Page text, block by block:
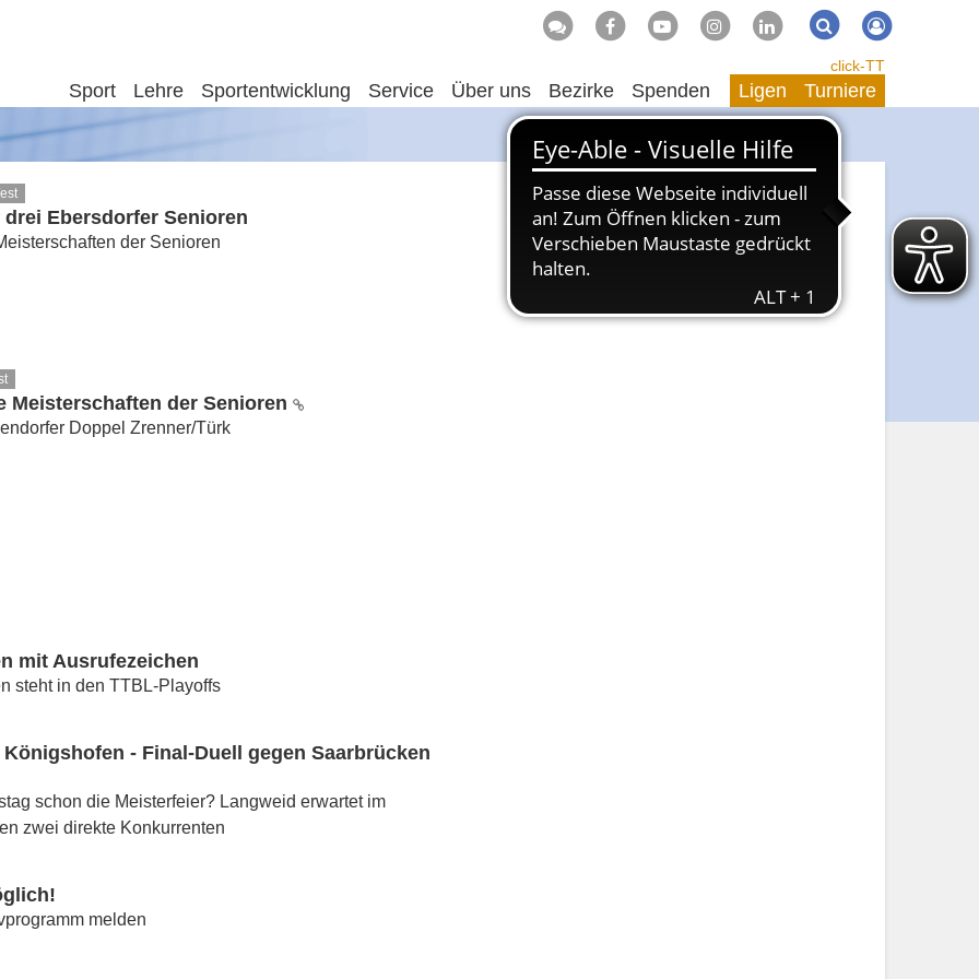
Suche Suchen
Sport Lehre Sportentwicklung Service Über uns Bezirke Spenden
click-TT
Ligen Turniere
Ebersdorfer Senioren
der Senioren
Meisterschaften der Senioren
Doppel Zrenner/Türk
mit Ausrufezeichen
steht in den TTBL-Playoffs
- Final-Duell gegen Saarbrücken
schon die Meisterfeier? Langweid erwartet im
zwei direkte Konkurrenten
melden